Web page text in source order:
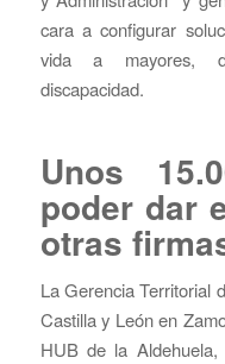
cara a configurar
vida a mayores,
discapacidad.
Unos
poder dar
otras
La Gerencia Territorial
Castilla y León en
HUB de la